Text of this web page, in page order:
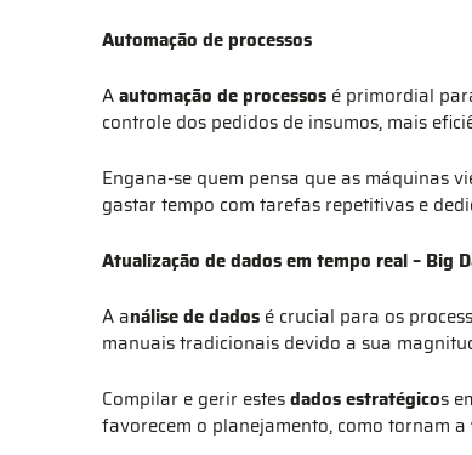
Automação de processos
Aautomação de processos é primordial
controle dos pedidos de insumos, mais
Engana-se quem pensa que as máquinas
gastar tempo com tarefas repetitivas e
Atualização de dados em tempo real – Big
A análise de dados é crucial para os
manuais tradicionais devido a sua
Compilar e gerir estesdados estratégicos
favorecem o planejamento, como tornam a